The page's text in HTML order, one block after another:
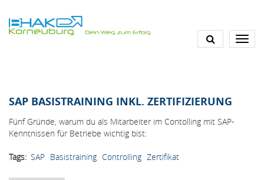
zum
Inhalt
SAP BASISTRAINING INKL. ZERTIFIZIERUNG
Fünf Gründe, warum du als Mitarbeiter im Contolling mit SAP-
Kenntnissen für Betriebe wichtig bist:
Tags SAP Basistraining Controlling Zertifikat